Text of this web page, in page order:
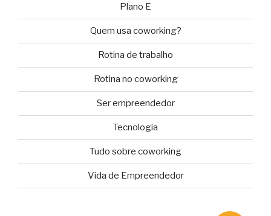
Plano E
Quem usa coworking?
Rotina de trabalho
Rotina no coworking
Ser empreendedor
Tecnologia
Tudo sobre coworking
Vida de Empreendedor